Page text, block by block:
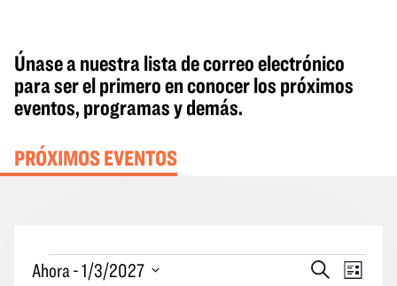
Únase a nuestra lista de correo electrónico
para ser el primero en conocer los próximos
eventos, programas y demás.
PRÓXIMOS EVENTOS
Eventos
Eventos
Buscar
Lista
Ahora - 1/3/2027